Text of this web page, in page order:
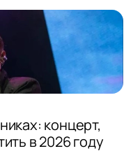
концерт,
в 2026 году